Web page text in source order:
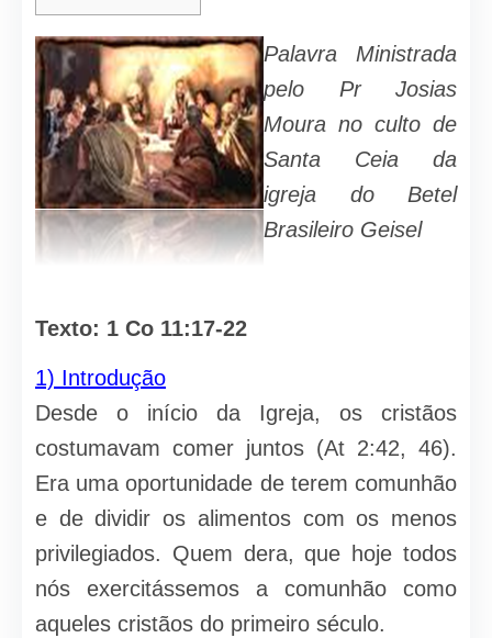
Palavra Ministrada
pelo Pr Josias
Moura no culto de
Santa Ceia da
igreja do Betel
Brasileiro Geisel
Texto: 1 Co 11:17-22
1) Introdução
Desde o início da Igreja, os cristãos
costumavam comer juntos (At 2:42, 46).
Era uma oportunidade de terem comunhão
e de dividir os alimentos com os menos
privilegiados. Quem dera, que hoje todos
nós exercitássemos a comunhão como
aqueles cristãos do primeiro século.